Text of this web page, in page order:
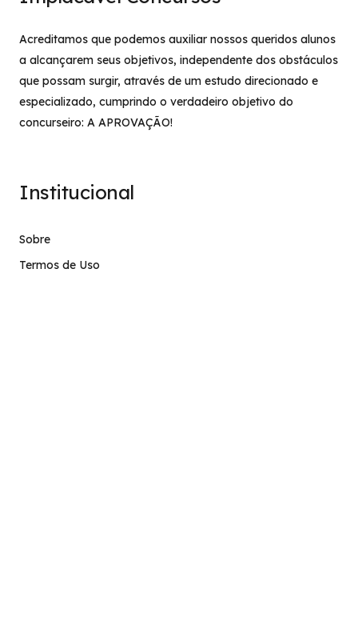
Acreditamos que podemos auxiliar nossos queridos alunos
a alcançarem seus objetivos, independente dos obstáculos
que possam surgir, através de um estudo direcionado e
especializado, cumprindo o verdadeiro objetivo do
concurseiro: A APROVAÇÃO!
Institucional
Sobre
Termos de Uso